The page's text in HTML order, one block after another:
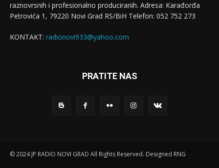
raznovrsnih i profesionalno produciranih. Adresa: Кarađorđa
Petrovića 1, 79220 Novi Grad RS/BiH Telefon: 052 752 273
KONTAKT: radionovi933@yahoo.com
PRATITE NAS
© 2024 JP RADIO NOVI GRAD All Rights Reserved. Designed RNG